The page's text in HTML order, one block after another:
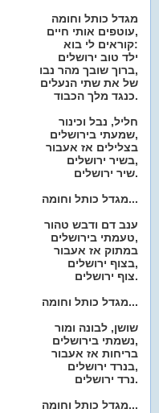
מגדל כותל וחומה
עוטפים אותי חיים,
קוראים לי בוא:
ילד טוב ירושלים
ברוך שובך מהר נבו,
של את שתי הנעלים
כנגד מלך הכבוד.
חליל, נבל וכינור
שמעתי בירושלים,
בצלילים אז אעבור
בשיר ירושלים,
שיר ירושלים.
מגדל כותל וחומה...
ענב דם ודבש טהור
טעמתי בירושלים,
במתוק אז אעבור
בצוף ירושלים,
צוף ירושלים.
מגדל כותל וחומה...
שושן, לבונה ומור
נשמתי בירושלים,
בריחות אז אעבור
בנרד ירושלים,
נרד ירושלים.
מגדל כותל וחומה...